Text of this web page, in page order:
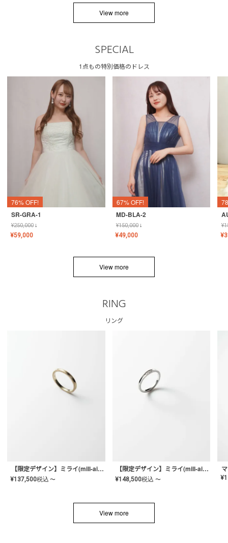
View more
SPECIAL
1点もの特別価格のドレス
76% OFF!
SR-GRA-1
¥250,000↓
¥59,000
67% OFF!
MD-BLA-2
¥150,000↓
¥49,000
¥
¥
View more
RING
リング
【限定デザイン】ミライ(mill-ai)リング
¥137,500税込 〜
【限定デザイン】ミライ(mill-ai)リング
¥148,500税込 〜 ¥
View more